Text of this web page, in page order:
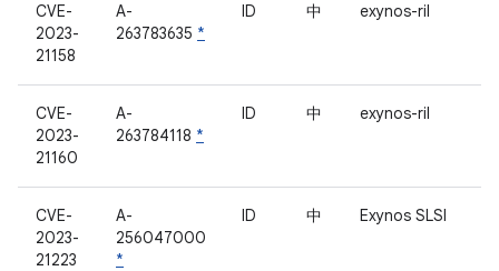
CVE-
2023-
21158
A-
263783635 *
ID 中 exynos-ril
CVE-
2023-
21160
A-
263784118 *
ID 中 exynos-ril
CVE-
2023-
21223
A-
256047000
*
ID 中 Exynos SLSI